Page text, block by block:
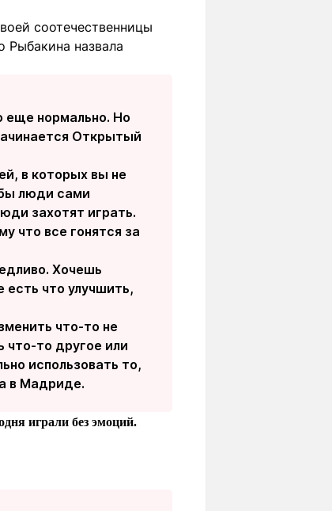
Мы в социальных сетях
соотечественницы
назвала
еще нормально. Но
Открытый
в которых вы не
люди сами
захотят играть.
что все гонятся за
Хочешь
есть что улучшить,
что-то не
что-то другое или
использовать то,
в Мадриде.
играли без эмоций.